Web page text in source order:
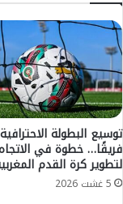
م
و
ت
ف
ي
ع
ا
ص
م
ة
ا
ش
خ
ا
ي
ش
ت
ب
ه
ت
و
فريقًا… خطوة في
لتطوير كرة القدم
5 غشت 2026